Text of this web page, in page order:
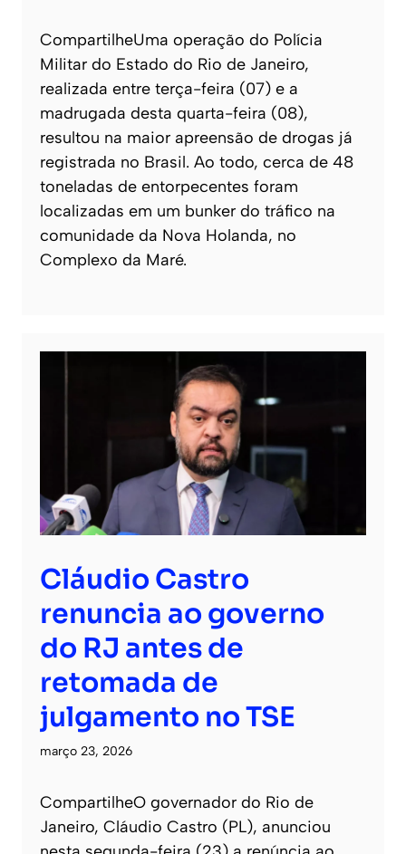
CompartilheUma operação do Polícia
Militar do Estado do Rio de Janeiro,
realizada entre terça-feira (07) e a
madrugada desta quarta-feira (08),
resultou na maior apreensão de drogas já
registrada no Brasil. Ao todo, cerca de 48
toneladas de entorpecentes foram
localizadas em um bunker do tráfico na
comunidade da Nova Holanda, no
Complexo da Maré.
Cláudio Castro
renuncia ao governo
do RJ antes de
retomada de
julgamento no TSE
março 23, 2026
CompartilheO governador do Rio de
Janeiro, Cláudio Castro (PL), anunciou